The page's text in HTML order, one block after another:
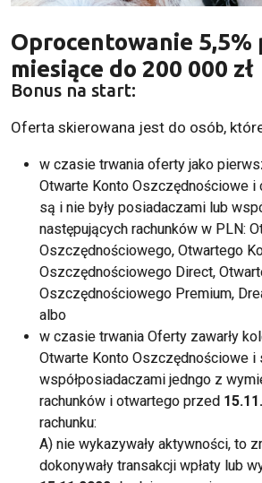
Oprocentowanie 5,5%
miesiące do 200 000 zł
Bonus na start:
Oferta skierowana jest do osób,
w czasie trwania oferty jako
Otwarte Konto Oszczędnościowe i
są i nie były posiadaczami lub
następujących rachunków w PLN:
Oszczędnościowego, Otwartego
Oszczędnościowego Direct,
Oszczędnościowego Premium,
albo
w czasie trwania Oferty zawarły
Otwarte Konto Oszczędnościowe i
współposiadaczami jedngo z
rachunków i otwartego przed
rachunku:
A) nie wykazywały aktywności, to
dokonywały transakcji wpłaty lub